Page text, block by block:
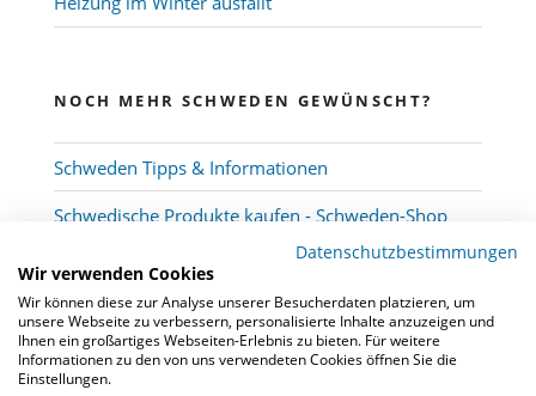
NOCH MEHR SCHWEDEN GEWÜNSCHT?
Schweden Tipps & Informationen
Schwedische Produkte kaufen - Schweden-Shop
Datenschutzbestimmungen
Wir verwenden Cookies
Wir können diese zur Analyse unserer Besucherdaten platzieren, um
unsere Webseite zu verbessern, personalisierte Inhalte anzuzeigen und
Ihnen ein großartiges Webseiten-Erlebnis zu bieten. Für weitere
Informationen zu den von uns verwendeten Cookies öffnen Sie die
Einstellungen.